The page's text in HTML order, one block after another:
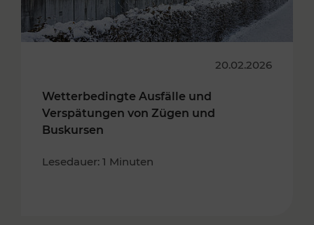
20.02.2026
Wetterbedingte Ausfälle und
Verspätungen von Zügen und
Buskursen
Lesedauer: 1 Minuten